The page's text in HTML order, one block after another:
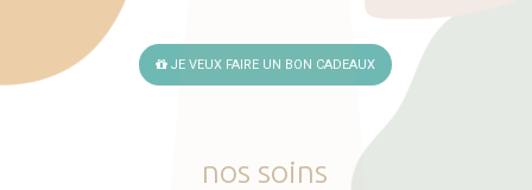
JE VEUX FAIRE UN BON CADEAUX
nos soins